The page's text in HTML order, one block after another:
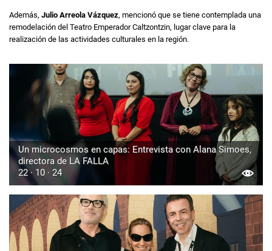
Además, Julio Arreola Vázquez, mencionó que se tiene contemplada una
remodelación del Teatro Emperador Caltzontzin, lugar clave para la
realización de las actividades culturales en la región.
Un microcosmos en capas: Entrevista con Alana Simoes,
directora de LA FALLA
22 · 10 · 24